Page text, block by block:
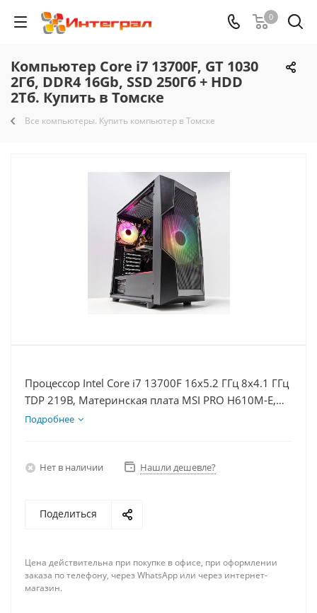
0
Компьютер Core i7 13700F, GT 1030
2Гб, DDR4 16Gb, SSD 250Гб + HDD
2Тб. Купить в Томске
Все компьютеры. Купить компьютер в Томске
Процессор Intel Core i7 13700F 16x5.2 ГГц 8x4.1 ГГц
TDP 219В, Материнская плата MSI PRO H610M-E,
Видеокарта GT 1030 2Гб, Память DDR4 16Gb,
Подробнее
Нет в наличии Нашли дешевле?
Поделиться
Цена действительна при покупке в офисе, при оформлении
заказа по телефону, через WhatsApp или через интернет-
магазин.